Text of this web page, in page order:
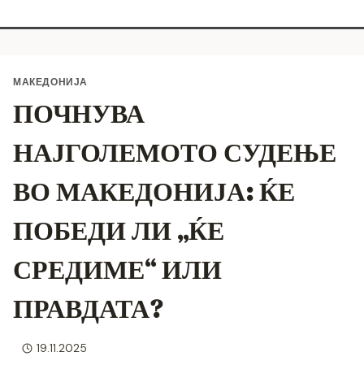
МАКЕДОНИЈА
ПОЧНУВА
НАЈГОЛЕМОТО СУДЕЊЕ
ВО МАКЕДОНИЈА: ЌЕ
ПОБЕДИ ЛИ „ЌЕ
СРЕДИМЕ“ ИЛИ
ПРАВДАТА?
19.11.2025